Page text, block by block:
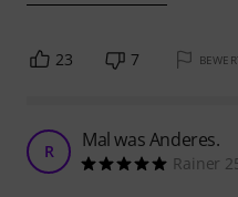
23 7
R Mal was Anderes.
Rainer